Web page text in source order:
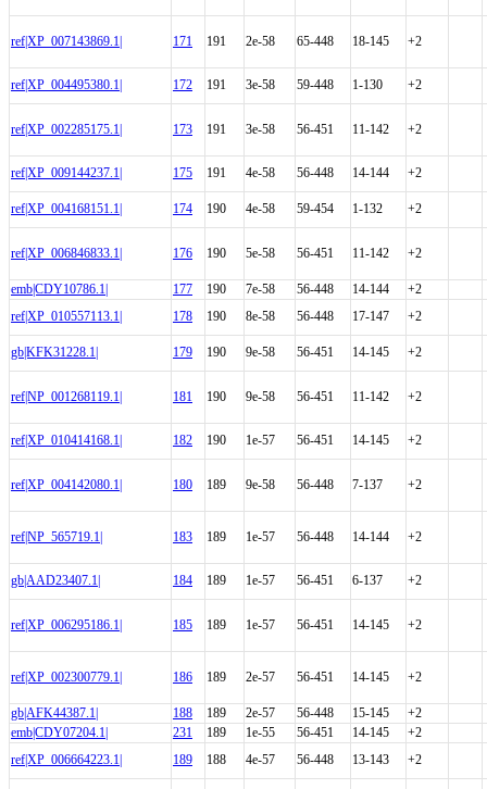
ref|XP_007143869.1| 171 191 2e-58 65-448 18-145 +2
ref|XP_004495380.1| 172 191 3e-58 59-448 1-130 +2
ref|XP_002285175.1| 173 191 3e-58 56-451 11-142 +2
ref|XP_009144237.1| 175 191 4e-58 56-448 14-144 +2
ref|XP_004168151.1| 174 190 4e-58 59-454 1-132 +2
ref|XP_006846833.1| 176 190 5e-58 56-451 11-142 +2
emb|CDY10786.1| 177 190 7e-58 56-448 14-144
+2
ref|XP_010557113.1|
178 190 8e-58 56-448 17-147 +2
gb|KFK31228.1| 179 190 9e-58 56-451 14-145 +2
ref|NP_001268119.1| 181 190 9e-58 56-451 11-142 +2
ref|XP_010414168.1| 182 190 1e-57 56-451 14-145 +2
ref|XP_004142080.1| 180 189 9e-58 56-448 7-137 +2
ref|NP_565719.1| 183 189 1e-57 56-448 14-144 +2
gb|AAD23407.1| 184 189 1e-57 56-451 6-137 +2
ref|XP_006295186.1| 185 189 1e-57 56-451 14-145 +2
ref|XP_002300779.1| 186 189 2e-57 56-451 14-145 +2
gb|AFK44387.1| 188 189 2e-57 56-448 15-145
+2
emb|CDY07204.1|
231 189 1e-55 56-451 14-145
+2
ref|XP_006664223.1|
189 188 4e-57 56-448 13-143 +2